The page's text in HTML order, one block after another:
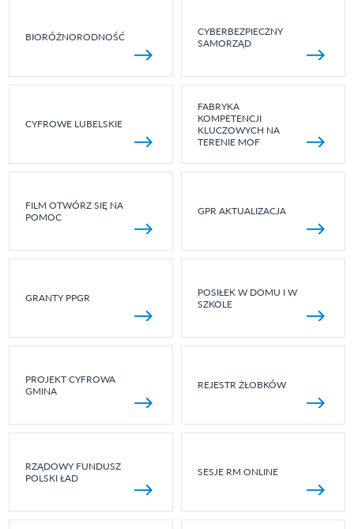
BIORÓŻNORODNOŚĆ
CYBERBEZPIECZNY
SAMORZĄD
CYFROWE LUBELSKIE
FABRYKA
KOMPETENCJI
KLUCZOWYCH NA
TERENIE MOF
FILM OTWÓRZ SIĘ NA
POMOC
GPR AKTUALIZACJA
GRANTY PPGR
POSIŁEK W DOMU I W
SZKOLE
PROJEKT CYFROWA
GMINA
REJESTR ŻŁOBKÓW
RZĄDOWY FUNDUSZ
POLSKI ŁAD
SESJE RM ONLINE